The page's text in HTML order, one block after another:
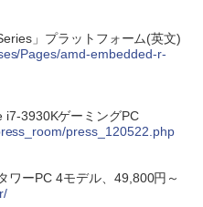
」プラットフォーム(英文)
Pages/amd-embedded-r-
i7-3930KゲーミングPC
press_120522.php
ワーPC 4モデル、49,800円～